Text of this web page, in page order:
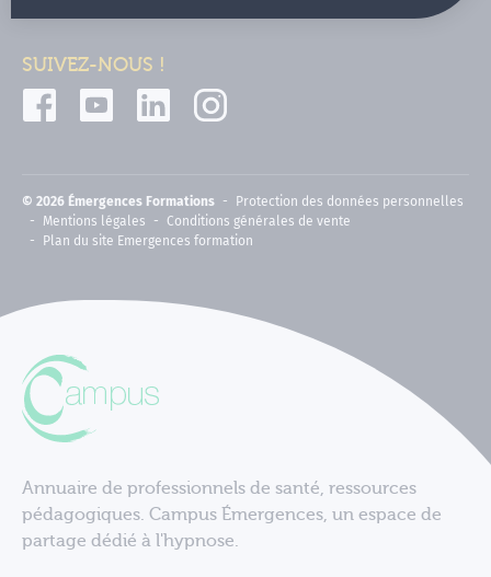
SUIVEZ-NOUS !
© 2026 Émergences Formations
Protection des données personnelles
Mentions légales
Conditions générales de vente
Plan du site Emergences formation
Annuaire de professionnels de santé, ressources
pédagogiques. Campus Émergences, un espace de
partage dédié à l'hypnose.